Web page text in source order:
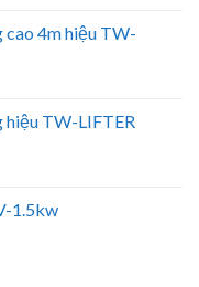
cao 4m hiệu TW-
hiệu TW-LIFTER
1.5kw